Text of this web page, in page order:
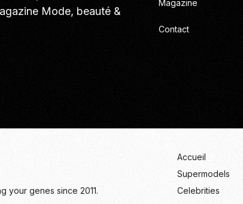
Mode, beauté &
Magazine
Contact
your genes since 2011.
Accueil
Supermodels
Celebrities